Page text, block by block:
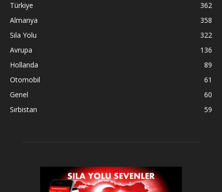
Türkiye
362
Almanya
358
Sıla Yolu
322
Avrupa
136
Hollanda
89
Otomobil
61
Genel
60
Sırbistan
59